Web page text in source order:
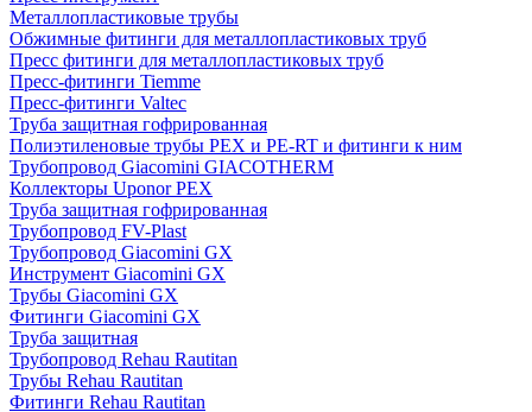
Металлопластиковые трубы
Обжимные фитинги для металлопластиковых труб
Пресс фитинги для металлопластиковых труб
Пресс-фитинги Tiemme
Пресс-фитинги Valtec
Труба защитная гофрированная
Полиэтиленовые трубы PEX и PE-RT и фитинги к ним
Трубопровод Giacomini GIACOTHERM
Коллекторы Uponor PEX
Труба защитная гофрированная
Трубопровод FV-Plast
Трубопровод Giacomini GX
Инструмент Giacomini GX
Трубы Giacomini GX
Фитинги Giacomini GX
Труба защитная
Трубопровод Rehau Rautitan
Трубы Rehau Rautitan
Фитинги Rehau Rautitan